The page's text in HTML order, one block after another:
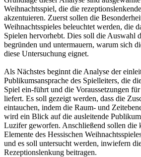
Weihnachtsspiel, die die
akzentuieren. Zuerst sollen die
Weihnachtsspieles beleuchtet werden, die
Spielen hervorhebt. Dies soll die Auswahl
begründen und untermauern, warum sich
diese Untersuchung eignet.
Als Nächstes beginnt die Analyse der
Publikumsansprache des Spielleiters, die
Spiel ein-führt und die Voraussetzungen
liefert. Es soll gezeigt werden, dass die
eintauchen, indem die Raum- und
wird ein Blick auf die ausleitende
Luzifer geworfen. Anschließend sollen die
Elemente des Hessischen
und es soll untersucht werden, inwiefern
Rezeptionslenkung beitragen.